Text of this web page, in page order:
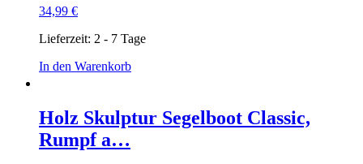
34,99 €
Lieferzeit: 2 - 7 Tage
In den Warenkorb
Holz Skulptur Segelboot Classic,
Rumpf a…